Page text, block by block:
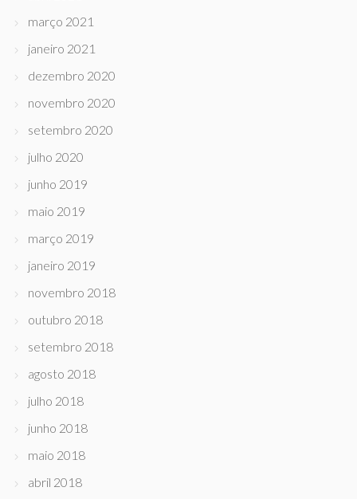
março 2021
janeiro 2021
dezembro 2020
novembro 2020
setembro 2020
julho 2020
junho 2019
maio 2019
março 2019
janeiro 2019
novembro 2018
outubro 2018
setembro 2018
agosto 2018
julho 2018
junho 2018
maio 2018
abril 2018